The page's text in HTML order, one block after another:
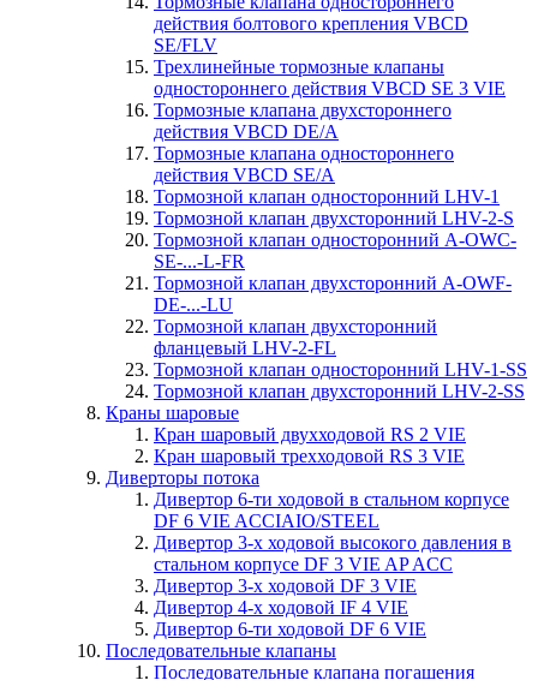
действия болтового крепления VBCD
SE/FLV
Трехлинейные тормозные клапаны
одностороннего действия VBCD SE 3 VIE
Тормозные клапана двухстороннего
действия VBCD DE/А
Тормозные клапана одностороннего
действия VBCD SE/A
Тормозной клапан односторонний LHV-1
Тормозной клапан двухсторонний LHV-2-S
Тормозной клапан односторонний A-OWC-
SE-...-L-FR
Тормозной клапан двухсторонний A-OWF-
DE-...-LU
Тормозной клапан двухсторонний
фланцевый LHV-2-FL
Тормозной клапан односторонний LHV-1-SS
Тормозной клапан двухсторонний LHV-2-SS
Краны шаровые
Кран шаровый двухходовой RS 2 VIE
Кран шаровый трехходовой RS 3 VIE
Диверторы потока
Дивертор 6-ти ходовой в стальном корпусе
DF 6 VIE ACCIAIO/STEEL
Дивертор 3-х ходовой высокого давления в
стальном корпусе DF 3 VIE AP ACC
Дивертор 3-х ходовой DF 3 VIE
Дивертор 4-х ходовой IF 4 VIE
Дивертор 6-ти ходовой DF 6 VIE
Последовательные клапаны
Последовательные клапана погашения